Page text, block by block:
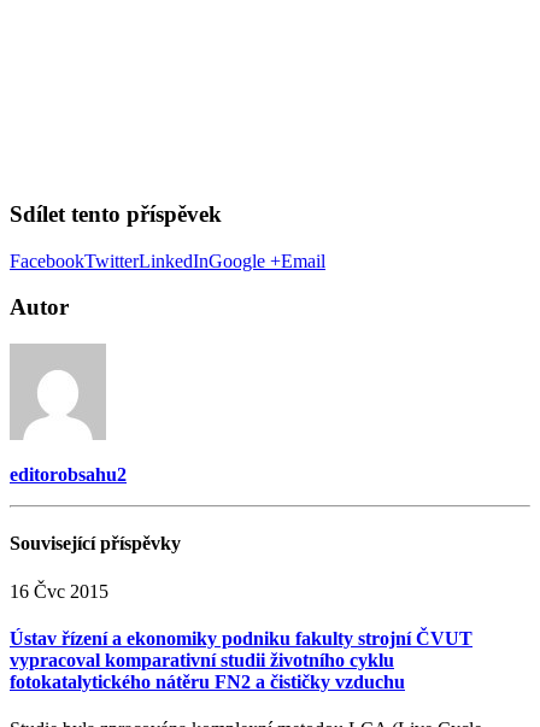
Sdílet tento příspěvek
FacebookTwitterLinkedInGoogle +Email
Autor
editorobsahu2
Souvisejícípříspěvky
16 Čvc 2015
Ústav řízení a ekonomiky podniku fakulty strojní ČVUT
vypracoval komparativní studii životního cyklu
fotokatalytického nátěru FN2 a čističky vzduchu